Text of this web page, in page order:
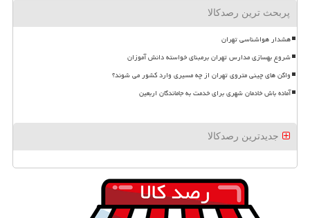
پربحث ترین رصدکالا
هشدار هواشناسی تهران
شروع بهسازی مدارس تهران برمبنای خواسته دانش آموزان
واگن های چینی متروی تهران از چه مسیری وارد کشور می شوند؟
آماده باش خادمان شهری برای خدمت به جاماندگان اربعین
جدیدترین رصدکالا